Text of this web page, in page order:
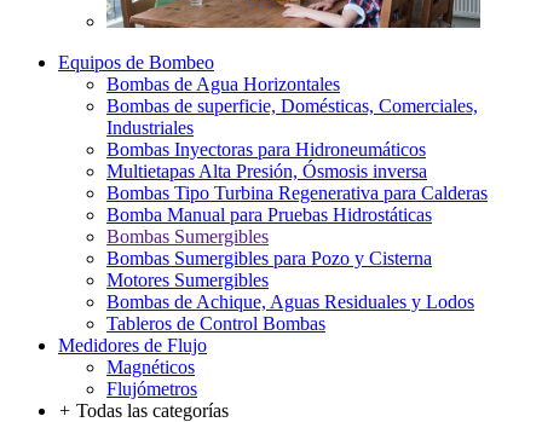
Equipos de Bombeo
Bombas de Agua Horizontales
Bombas de superficie, Domésticas, Comerciales,
Industriales
Bombas Inyectoras para Hidroneumáticos
Multietapas Alta Presión, Ósmosis inversa
Bombas Tipo Turbina Regenerativa para Calderas
Bomba Manual para Pruebas Hidrostáticas
Bombas Sumergibles
Bombas Sumergibles para Pozo y Cisterna
Motores Sumergibles
Bombas de Achique, Aguas Residuales y Lodos
Tableros de Control Bombas
Medidores de Flujo
Magnéticos
Flujómetros
+ Todas las categorías